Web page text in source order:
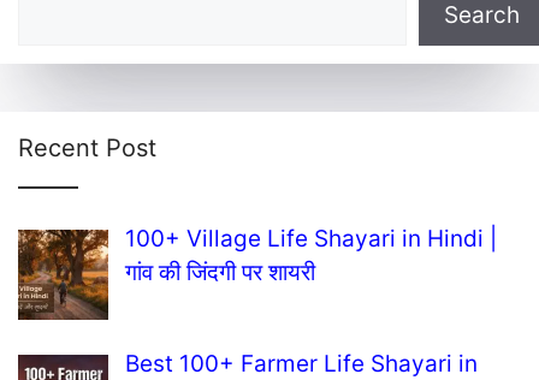
Search
Recent Post
100+ Village Life Shayari in Hindi |
गांव की जिंदगी पर शायरी
Best 100+ Farmer Life Shayari in